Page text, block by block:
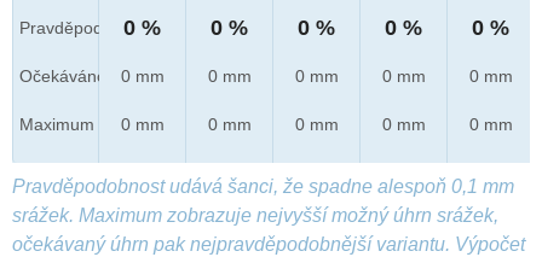
Pravděpod.
Očekáváno
Maximum
0 %
0 mm
0 mm
0 %
0 mm
0 mm
0 %
0 mm
0 mm
0 %
0 mm
0 mm
0 %
0 mm
0 mm
Pravděpodobnost udává šanci, že spadne alespoň 0,1 mm
srážek. Maximum zobrazuje nejvyšší možný úhrn srážek,
očekávaný úhrn pak nejpravděpodobnější variantu. Výpočet